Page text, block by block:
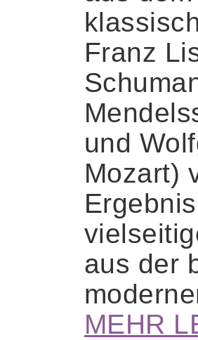
Franz
und
Mozart)
aus der
MEHR